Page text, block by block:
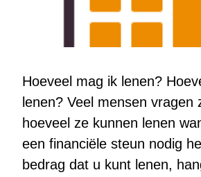
Hoeveel mag ik lenen?
lenen? Veel mensen vragen
hoeveel ze kunnen lenen
een financiële steun nodig
bedrag dat u kunt lenen,